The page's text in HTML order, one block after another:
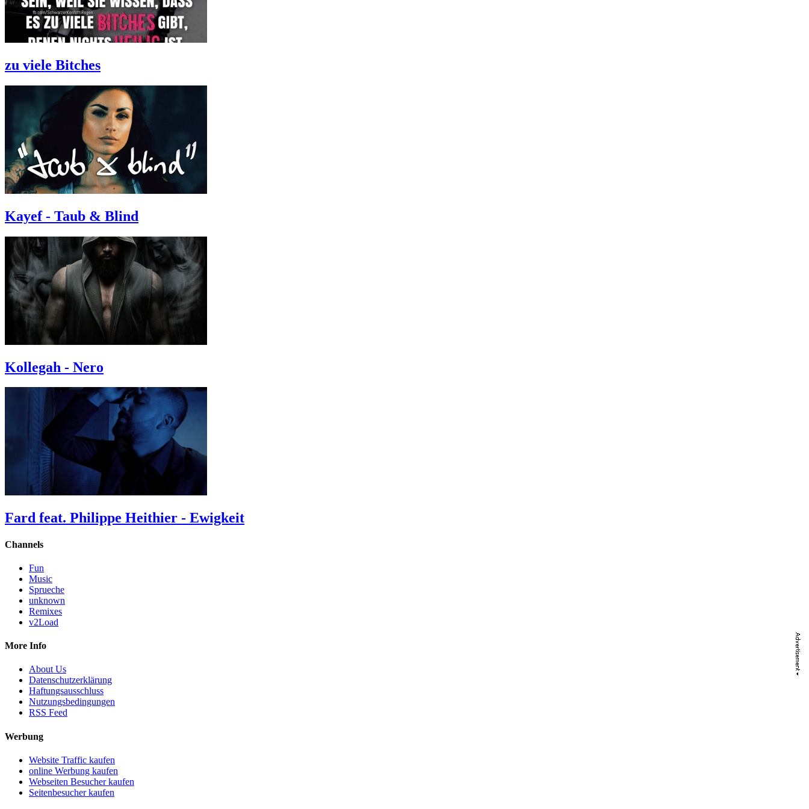
zu viele Bitches
Kayef - Taub & Blind
Kollegah - Nero
Fard feat. Philippe Heithier - Ewigkeit
Channels
Fun
Music
Sprueche
unknown
Remixes
v2Load
More Info
About Us
Datenschutzerklärung
Haftungsausschluss
Nutzungsbedingungen
RSS Feed
Werbung
Website Traffic kaufen
online Werbung kaufen
Webseiten Besucher kaufen
Seitenbesucher kaufen